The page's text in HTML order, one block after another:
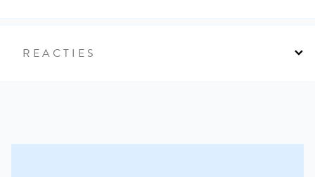
REACTIES